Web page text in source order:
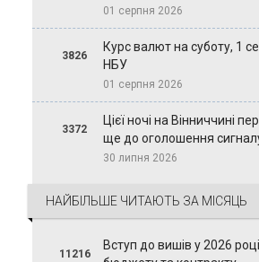
01 серпня 2026
3826
Курс валют на суботу, 1
НБУ
01 серпня 2026
3372
Цієї ночі на Вінниччині
ще до оголошення
30 липня 2026
НАЙБІЛЬШЕ ЧИТАЮТЬ ЗА МІСЯЦЬ
11216
Вступ до вишів у 2026